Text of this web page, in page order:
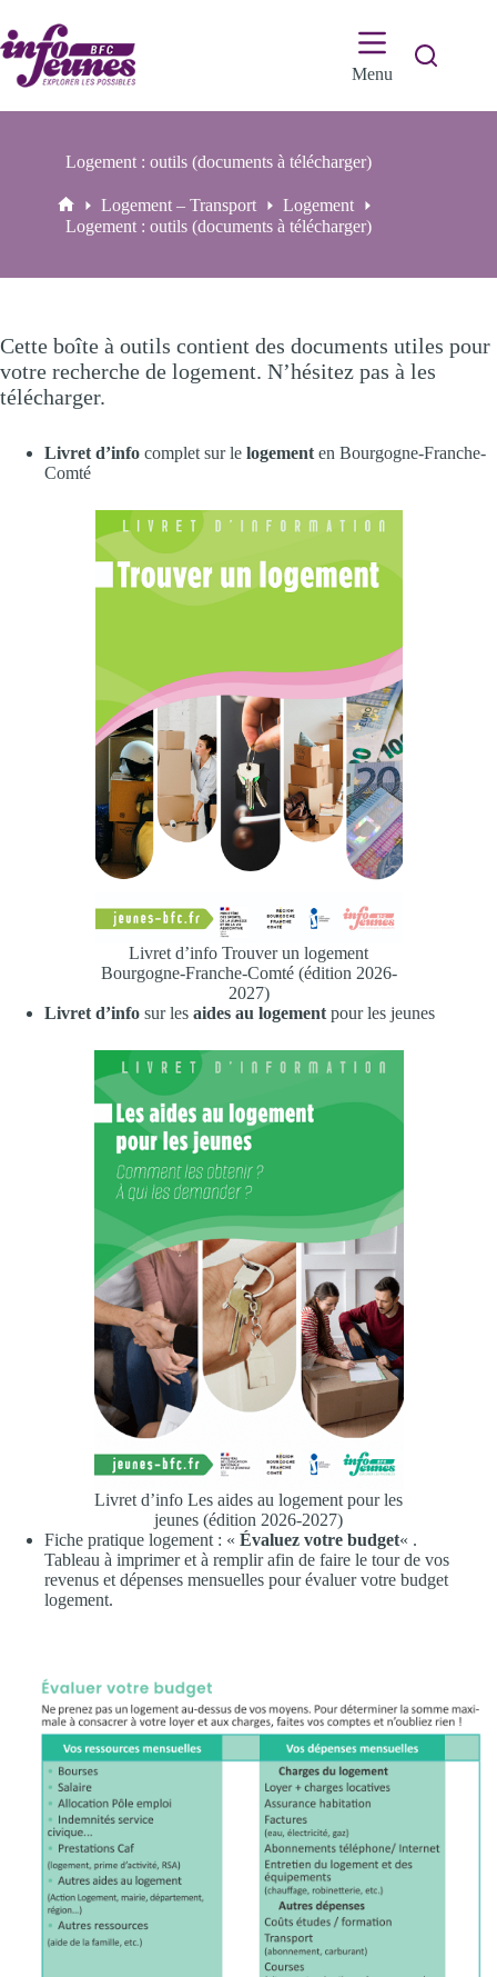
au
contenu
Menu
Logement : outils (documents à télécharger)
Accueil
Logement – Transport
Logement
Logement : outils (documents à télécharger)
Cette boîte à outils contient des documents utiles pour
votre recherche de logement. N’hésitez pas à les
télécharger.
Livret d’info complet sur le logement en Bourgogne-Franche-
Comté
Livret d’info Trouver un logement
Bourgogne-Franche-Comté (édition 2026-
2027)
Livret d’info sur les aides au logement pour les jeunes
Livret d’info Les aides au logement pour les
jeunes (édition 2026-2027)
Fiche pratique logement : « Évaluez votre budget« .
Tableau à imprimer et à remplir afin de faire le tour de vos
revenus et dépenses mensuelles pour évaluer votre budget
logement.